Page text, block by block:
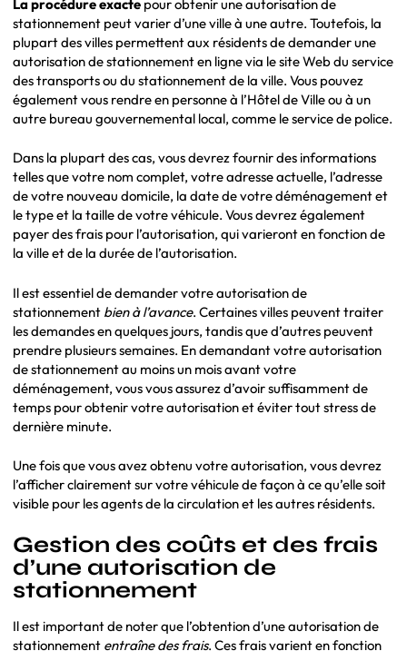
La procédure exacte pour obtenir une autorisation de
stationnement peut varier d’une ville à une autre. Toutefois, la
plupart des villes permettent aux résidents de demander une
autorisation de stationnement en ligne via le site Web du service
des transports ou du stationnement de la ville. Vous pouvez
également vous rendre en personne à l’Hôtel de Ville ou à un
autre bureau gouvernemental local, comme le service de police.
Dans la plupart des cas, vous devrez fournir des informations
telles que votre nom complet, votre adresse actuelle, l’adresse
de votre nouveau domicile, la date de votre déménagement et
le type et la taille de votre véhicule. Vous devrez également
payer des frais pour l’autorisation, qui varieront en fonction de
la ville et de la durée de l’autorisation.
Il est essentiel de demander votre autorisation de
stationnement bien à l’avance. Certaines villes peuvent traiter
les demandes en quelques jours, tandis que d’autres peuvent
prendre plusieurs semaines. En demandant votre autorisation
de stationnement au moins un mois avant votre
déménagement, vous vous assurez d’avoir suffisamment de
temps pour obtenir votre autorisation et éviter tout stress de
dernière minute.
Une fois que vous avez obtenu votre autorisation, vous devrez
l’afficher clairement sur votre véhicule de façon à ce qu’elle soit
visible pour les agents de la circulation et les autres résidents.
Gestion des coûts et des frais
d’une autorisation de
stationnement
Il est important de noter que l’obtention d’une autorisation de
stationnement entraîne des frais. Ces frais varient en fonction